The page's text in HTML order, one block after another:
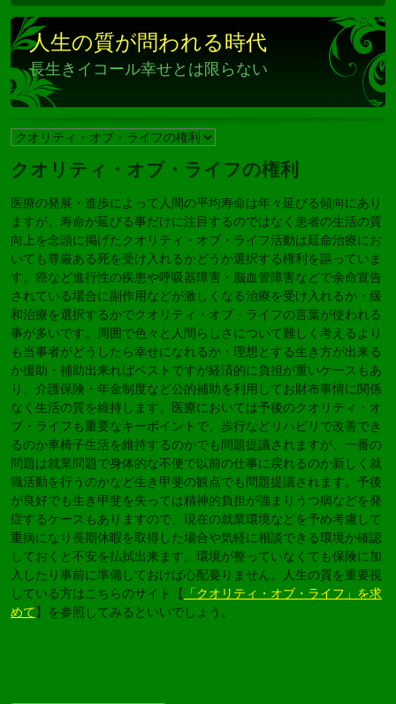
人生の質が問われる時代
長生きイコール幸せとは限らない
クオリティ・オブ・ライフの権利
医療の発展・進歩によって人間の平均寿命は年々延びる傾向にあり
ますが、寿命が延びる事だけに注目するのではなく患者の生活の質
向上を念頭に掲げたクオリティ・オブ・ライフ活動は延命治療にお
いても尊厳ある死を受け入れるかどうか選択する権利を謳っていま
す。癌など進行性の疾患や呼吸器障害・脳血管障害などで余命宣告
されている場合に副作用などが激しくなる治療を受け入れるか・緩
和治療を選択するかでクオリティ・オブ・ライフの言葉が使われる
事が多いです。周囲で色々と人間らしさについて難しく考えるより
も当事者がどうしたら幸せになれるか・理想とする生き方が出来る
か援助・補助出来ればベストですが経済的に負担が重いケースもあ
り、介護保険・年金制度など公的補助を利用してお財布事情に関係
なく生活の質を維持します。医療においては予後のクオリティ・オ
ブ・ライフも重要なキーポイントで、歩行などリハビリで改善でき
るのか車椅子生活を維持するのかでも問題提議されますが、一番の
問題は就業問題で身体的な不便で以前の仕事に戻れるのか新しく就
職活動を行うのかなど生き甲斐の観点でも問題提議されます。予後
が良好でも生き甲斐を失っては精神的負担が強まりうつ病などを発
症するケースもありますので、現在の就業環境などを予め考慮して
重病になり長期休暇を取得した場合や気軽に相談できる環境か確認
しておくと不安を払拭出来ます。環境が整っていなくても保険に加
入したり事前に準備しておけば心配要りません。人生の質を重要視
している方はこちらのサイト【
「クオリティ・オブ・ライフ」を求
めて】を参照してみるといいでしょう。